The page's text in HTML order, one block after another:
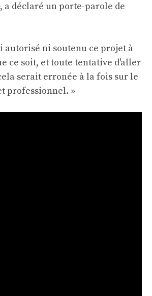
a déclaré un porte-parole de
autorisé ni soutenu ce projet à
ce soit, et toute tentative d'aller
serait erronée à la fois sur le
professionnel. »